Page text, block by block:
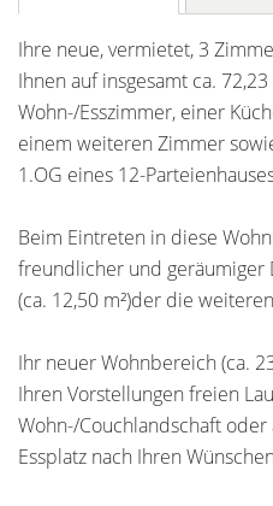
Ihre neue, vermietet, 3
Ihnen auf insgesamt ca.
Wohn-/Esszimmer, einer
einem weiteren Zimmer
1.OG eines 12-
Beim Eintreten in diese
freundlicher und geräumiger
(ca. 12,50 m²)der die
Ihr neuer Wohnbereich (ca.
Ihren Vorstellungen freien
Wohn-/Couchlandschaft
Essplatz nach Ihren